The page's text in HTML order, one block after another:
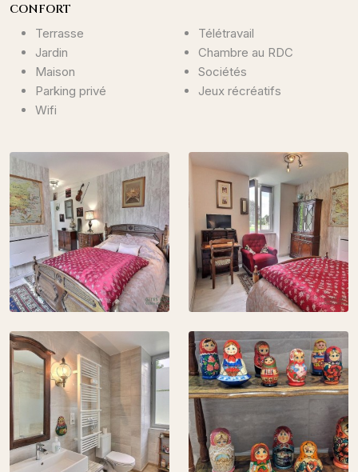
CONFORT
Terrasse
Jardin
Maison
Parking privé
Wifi
Télétravail
Chambre au RDC
Sociétés
Jeux récréatifs